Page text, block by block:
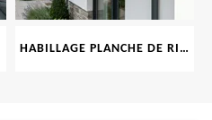
HABILLAGE PLANCHE DE RIVE 69